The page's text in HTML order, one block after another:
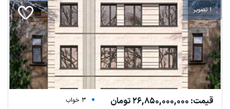
1 تصویر
قیمت: 26,850,000,000 تومان
3 خواب